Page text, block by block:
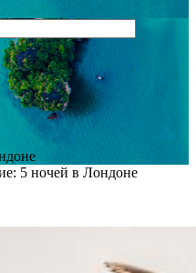
5 ночей в Лондоне